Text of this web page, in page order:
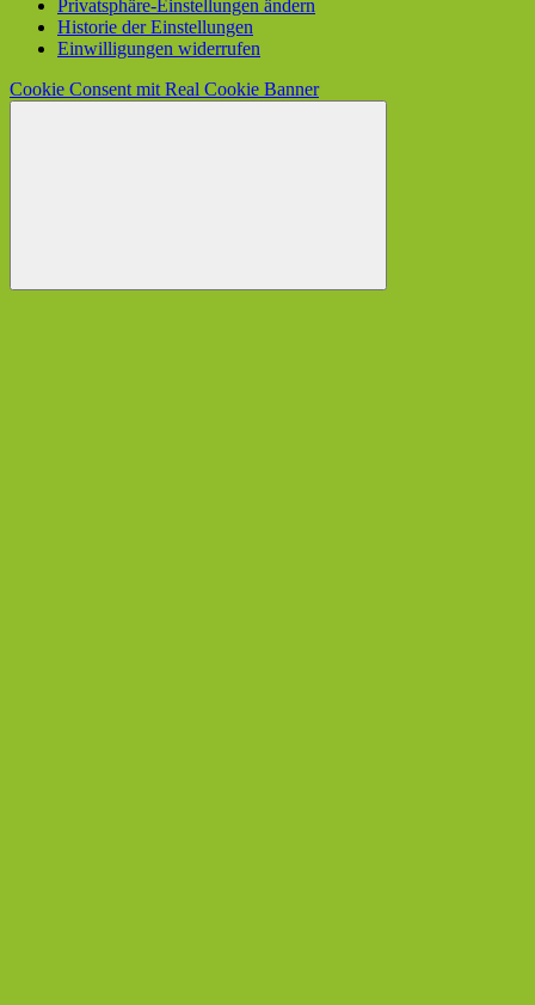
Privatsphäre-Einstellungen ändern
Historie der Einstellungen
Einwilligungen widerrufen
Cookie Consent mit Real Cookie Banner